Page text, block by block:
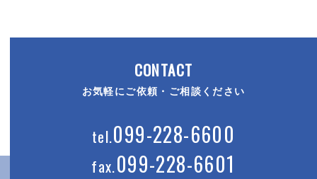
CONTACT
お気軽にご依頼・ご相談ください
099-228-6600
099-228-6601